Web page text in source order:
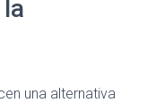
una alternativa